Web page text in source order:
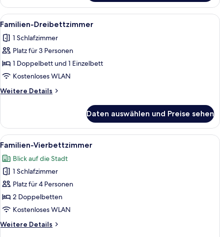
Triple
Room
Alle
Fotos
für
Familien-
Dreibettzimmer
anzeigen
Ein Hotelzimmer mit zwei Betten,
2
Familien-Dreibettzimmer
1 Schlafzimmer
Platz für 3 Personen
1 Doppelbett und 1 Einzelbett
Kostenloses WLAN
Weitere Details
Weitere
Dreibettzimmer
Daten auswählen und Preise sehen
Alle
Fotos
für
Familien-
Vierbettzimmer
anzeigen
Ein Hotelzimmer mit zwei Betten,
5
Familien-Vierbettzimmer
Blick auf die Stadt
1 Schlafzimmer
Platz für 4 Personen
2 Doppelbetten
Kostenloses WLAN
Weitere Details
Weitere